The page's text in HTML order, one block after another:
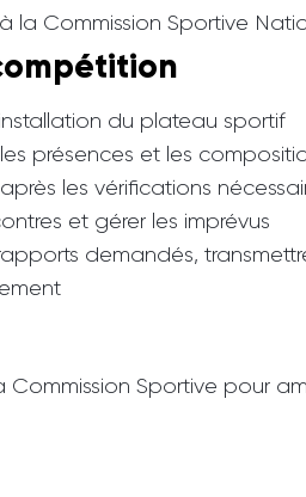
la Commission Sportive
du plateau sportif
présences et les
les vérifications
et gérer les imprévus
demandés,
Sportive pour